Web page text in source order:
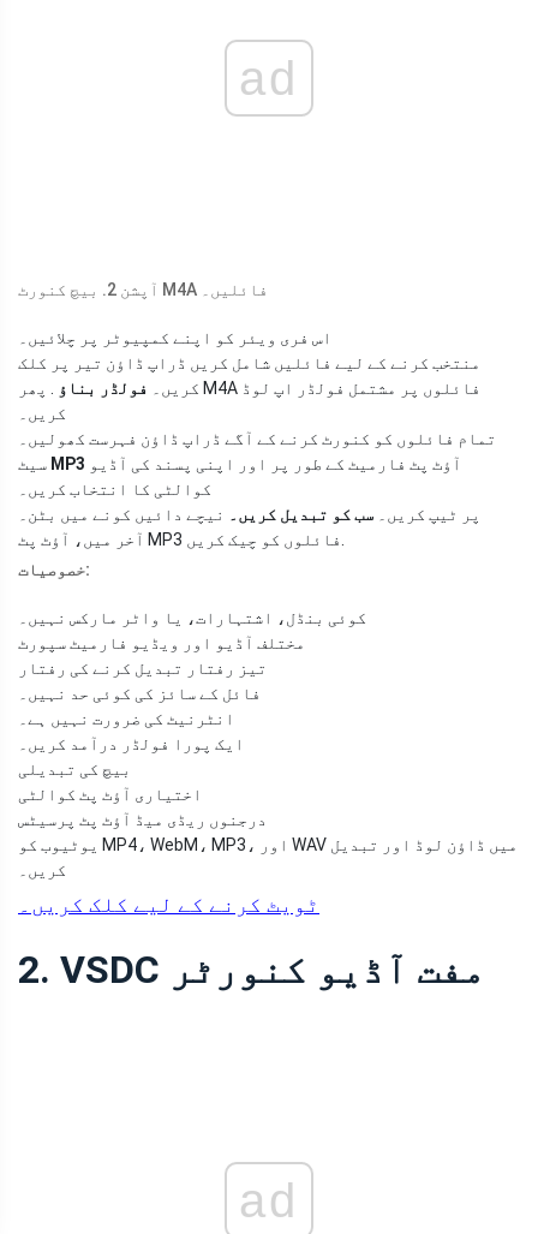
ad
آپشن 2. بیچ کنورٹ M4A فائلیں۔
اس فری ویئر کو اپنے کمپیوٹر پر چلائیں۔
منتخب کرنے کے لیے فائلیں شامل کریں ڈراپ ڈاؤن تیر پر کلک
کریں۔ فولڈر بناؤ . پھر M4A فائلوں پر مشتمل فولڈر اپ لوڈ
کریں۔
تمام فائلوں کو کنورٹ کرنے کے آگے ڈراپ ڈاؤن فہرست کھولیں۔
MP3
کوالٹی کا انتخاب کریں۔
پر ٹیپ کریں۔ سب کو تبدیل کریں۔ نیچے دائیں کونے میں بٹن۔
آخر میں، آؤٹ پٹ MP3 فائلوں کو چیک کریں.
خصوصیات:
کوئی بنڈل، اشتہارات، یا واٹر مارکس نہیں۔
مختلف آڈیو اور ویڈیو فارمیٹ سپورٹ
تیز رفتار تبدیل کرنے کی رفتار
فائل کے سائز کی کوئی حد نہیں۔
انٹرنیٹ کی ضرورت نہیں ہے۔
ایک پورا فولڈر درآمد کریں۔
بیچ کی تبدیلی
اختیاری آؤٹ پٹ کوالٹی
درجنوں ریڈی میڈ آؤٹ پٹ پرسیٹس
یوٹیوب کو MP4، WebM، MP3، اور WAV میں ڈاؤن لوڈ اور تبدیل
کریں۔
ٹویٹ کرنے کے لیے کلک کریں۔
2. VSDC مفت آڈیو کنورٹر
ad